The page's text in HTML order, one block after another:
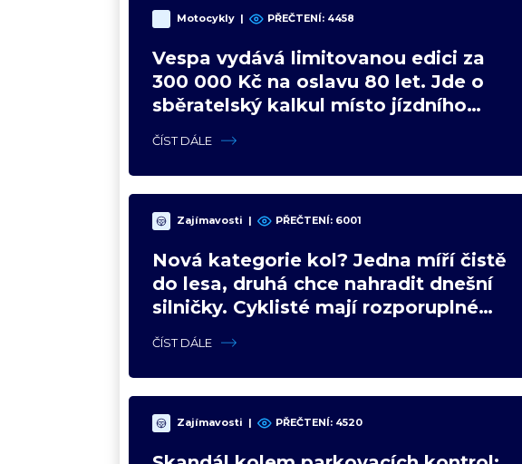
Motocykly | PŘEČTENÍ: 4458
Vespa vydává limitovanou edici za
300 000 Kč na oslavu 80 let. Jde o
sběratelský kalkul místo jízdního
upgradu
ČÍST DÁLE
Zajímavosti | PŘEČTENÍ: 6001
Nová kategorie kol? Jedna míří čistě
do lesa, druhá chce nahradit dnešní
silničky. Cyklisté mají rozporuplné
názory
ČÍST DÁLE
Zajímavosti | PŘEČTENÍ: 4520